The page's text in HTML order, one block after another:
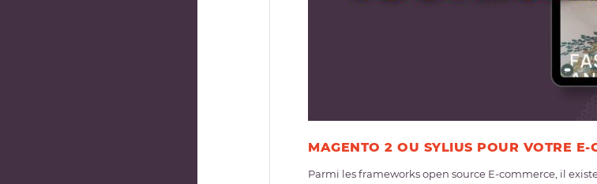
MAGENTO 2 OU SYLIUS POUR VOTRE
Parmi les frameworks open source E-commerce, il